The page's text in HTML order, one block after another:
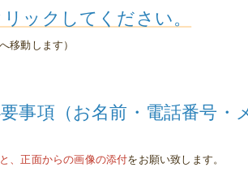
ックしてください。
移動します）
、正面からの画像の添付をお願い致します。